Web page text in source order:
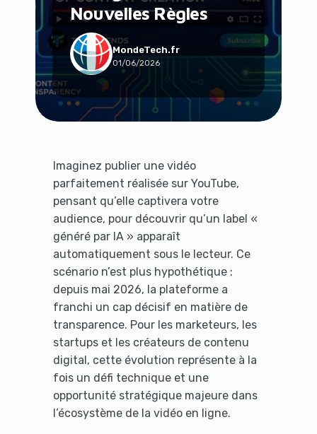
Nouvelles Règles
MondeTech.fr
01/06/2026
Imaginez publier une vidéo
parfaitement réalisée sur YouTube,
pensant qu’elle captivera votre
audience, pour découvrir qu’un label «
généré par IA » apparaît
automatiquement sous le lecteur. Ce
scénario n’est plus hypothétique :
depuis mai 2026, la plateforme a
franchi un cap décisif en matière de
transparence. Pour les marketeurs, les
startups et les créateurs de contenu
digital, cette évolution représente à la
fois un défi technique et une
opportunité stratégique majeure dans
l’écosystème de la vidéo en ligne.
Social & Communauté
Tech & Développement
Travail & Productivité
Voyage